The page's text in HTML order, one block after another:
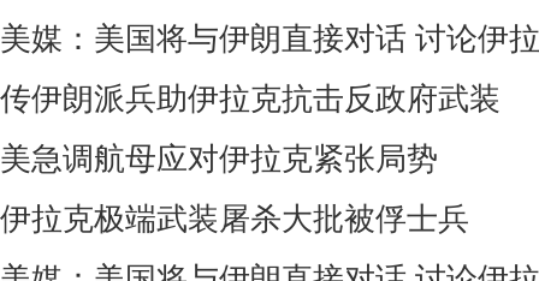
美媒：美国将与伊朗直接对话 讨论伊
传伊朗派兵助伊拉克抗击反政府武装
美急调航母应对伊拉克紧张局势
伊拉克极端武装屠杀大批被俘士兵